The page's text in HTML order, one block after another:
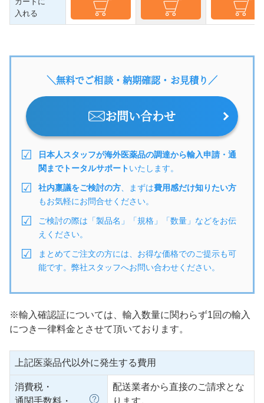
入れる
＼無料でご相談・納期確認・お見積り／
お問い合わせ
日本人スタッフが海外医薬品の調達から輸入申請・通
関までトータルサポートいたします。
社内稟議をご検討の方 、まずは費用感だけ知りたい方
もお気軽にお問合せください。
ご検討の際は「製品名」「規格」「数量」などをお伝
えください。
まとめてご注文の方には、お得な価格でのご提示も可
能です。弊社スタッフへお問い合わせください。
※輸入確認証については、輸入数量に関わらず1回の輸入
につき一律料金とさせて頂いております。
上記医薬品代以外に発生する費用
消費税・
通関手数料・
配送業者から直接のご請求とな
ります。